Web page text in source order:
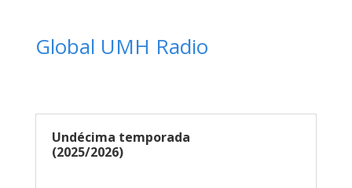
Global UMH Radio
Undécima temporada
(2025/2026)